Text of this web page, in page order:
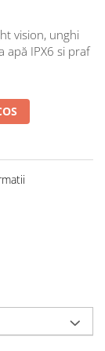
vision, unghi
apă IPX6 si praf